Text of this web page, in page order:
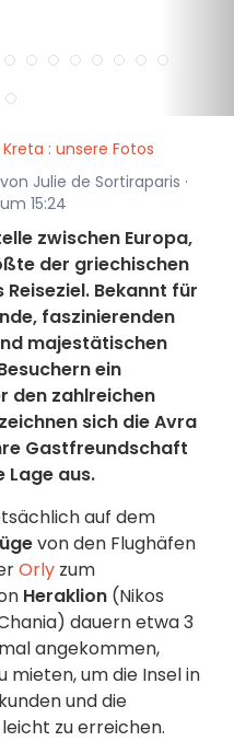
: unsere Fotos
Julie de Sortiraparis ·
15:24
zwischen Europa,
der griechischen
Bekannt für
faszinierenden
majestätischen
ein
den zahlreichen
sich die Avra
Gastfreundschaft
Lage aus.
auf dem
von den Flughäfen
Orly zum
Heraklion (Nikos
dauern etwa 3
angekommen,
mieten, um die Insel in
und die
zu erreichen.